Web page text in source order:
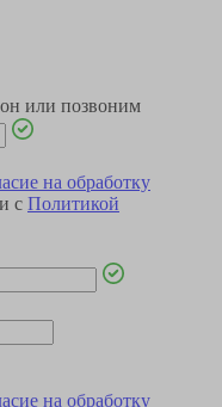
или позвоним
на обработку
с Политикой
на обработку